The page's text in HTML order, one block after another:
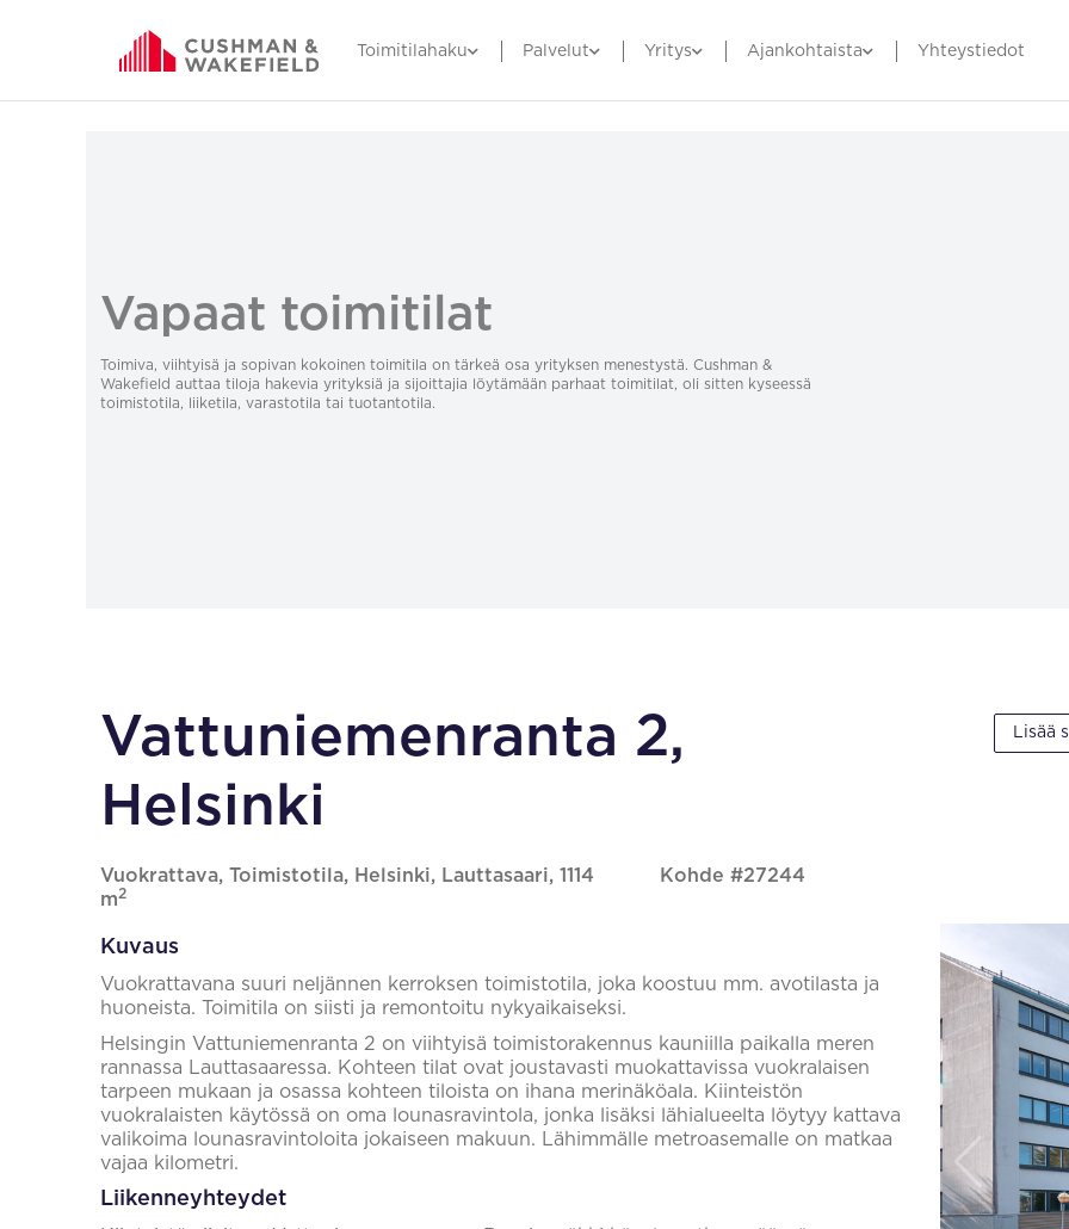
Toimitilahaku Palvelut Yritys Ajankohtaista Yhteystiedot
Vapaat toimitilat
Toimiva, viihtyisä ja sopivan kokoinen toimitila on tärkeä osa yrityksen menestystä. Cushman &
Wakefield auttaa tiloja hakevia yrityksiä ja sijoittajia löytämään parhaat toimitilat, oli sitten kyseessä
toimistotila, liiketila, varastotila tai tuotantotila.
Vattuniemenranta 2,
Helsinki
Vuokrattava, Toimistotila, Helsinki, Lauttasaari, 1114
m2
Kohde #27244
Lisää
Kuvaus
Vuokrattavana suuri neljännen kerroksen toimistotila, joka koostuu mm. avotilasta ja
huoneista. Toimitila on siisti ja remontoitu nykyaikaiseksi.
Helsingin Vattuniemenranta 2 on viihtyisä toimistorakennus kauniilla paikalla meren
rannassa Lauttasaaressa. Kohteen tilat ovat joustavasti muokattavissa vuokralaisen
tarpeen mukaan ja osassa kohteen tiloista on ihana merinäköala. Kiinteistön
vuokralaisten käytössä on oma lounasravintola, jonka lisäksi lähialueelta löytyy kattava
valikoima lounasravintoloita jokaiseen makuun. Lähimmälle metroasemalle on matkaa
vajaa kilometri.
Liikenneyhteydet